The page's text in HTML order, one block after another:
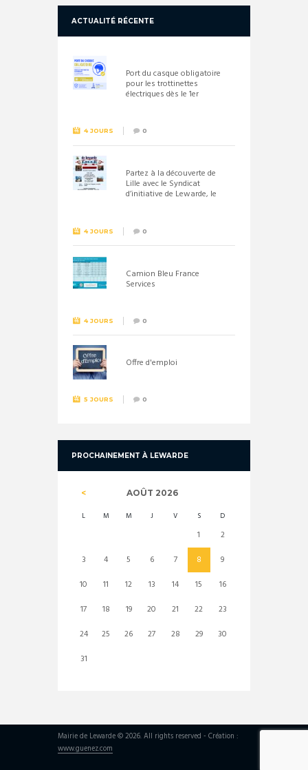
ACTUALITÉ RÉCENTE
Port du casque obligatoire
pour les trottinettes
électriques dès le 1er
4 JOURS 0
Partez à la découverte de
Lille avec le Syndicat
d’initiative de Lewarde, le
4 JOURS 0
Camion Bleu France
Services
4 JOURS 0
Offre d'emploi
5 JOURS 0
PROCHAINEMENT À LEWARDE
AOÛT 2026
L M M J V S D
1
2
3
4 5 6 7 8
9
10
11 12 13 14 15
16
17
18 19 20 21 22
23
24
25 26 27 28 29
30
31
Mairie de Lewarde © 2026. All rights reserved - Création :
www.guenez.com